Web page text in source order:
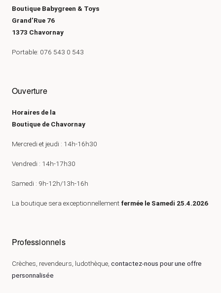
Boutique Babygreen & Toys
Grand’Rue 76
1373 Chavornay
Portable: 076 543 0 543
Ouverture
Horaires de la
Boutique de Chavornay
Mercredi et jeudi : 14h-16h30
Vendredi : 14h-17h30
Samedi : 9h-12h/13h-16h
La boutique sera exceptionnellement fermée le Samedi 25.4.2026
Professionnels
Crèches, revendeurs, ludothèque, contactez-nous pour une offre
personnalisée